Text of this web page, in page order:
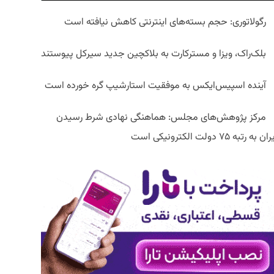
رگولاتوری: حجم بسته‌های اینترنتی کاهش نیافته است
بلک‌راک، ویزا و مسترکارت به بلاکچین جدید سیرکل پیوستند
آینده اسپیس‌ایکس به موفقیت استارشیپ گره خورده است
مرکز پژوهش‌های مجلس: هماهنگی نهادی شرط رسیدن
به رتبه ۷۵ دولت الکترونیکی است